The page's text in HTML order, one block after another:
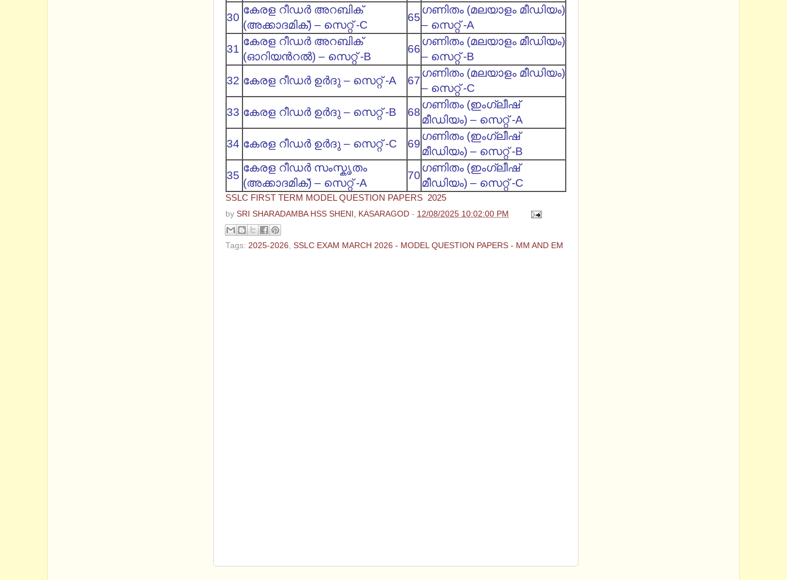
30
കേരള റീഡര്‍ അറബിക്
(അക്കാദമിക്) – സെറ്റ് -C
65
ഗണിതം (മലയാളം മീഡിയം)
– സെറ്റ് -A
31
കേരള റീഡര്‍ അറബിക്
(ഓറിയന്‍റല്‍) – സെറ്റ് -B
66
ഗണിതം (മലയാളം മീഡിയം)
– സെറ്റ് -B
32 കേരള റീഡര്‍ ഉര്‍ദു – സെറ്റ് -A 67
ഗണിതം (മലയാളം മീഡിയം)
– സെറ്റ് -C
33 കേരള റീഡര്‍ ഉര്‍ദു – സെറ്റ് -B 68
ഗണിതം (ഇംഗ്ലീഷ്
മീഡിയം) – സെറ്റ് -A
34 കേരള റീഡര്‍ ഉര്‍ദു – സെറ്റ് -C 69
ഗണിതം (ഇംഗ്ലീഷ്
മീഡിയം) – സെറ്റ് -B
35
കേരള റീഡര്‍ സംസ്കൃതം
(അക്കാദമിക്) – സെറ്റ് -A
70
ഗണിതം (ഇംഗ്ലീഷ്
മീഡിയം) – സെറ്റ് -C
SSLC FIRST TERM MODEL QUESTION PAPERS 2025
by SRI SHARADAMBA HSS SHENI, KASARAGOD - 12/08/2025 10:02:00 PM
Tags: 2025-2026 SSLC EXAM MARCH 2026 - MODEL QUESTION PAPERS - MM AND EM